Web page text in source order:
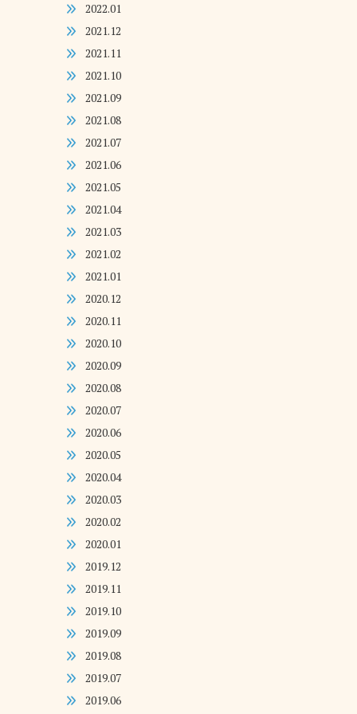
2022.01
2021.12
2021.11
2021.10
2021.09
2021.08
2021.07
2021.06
2021.05
2021.04
2021.03
2021.02
2021.01
2020.12
2020.11
2020.10
2020.09
2020.08
2020.07
2020.06
2020.05
2020.04
2020.03
2020.02
2020.01
2019.12
2019.11
2019.10
2019.09
2019.08
2019.07
2019.06